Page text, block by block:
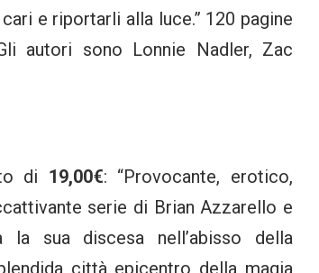
e riportarli alla luce.” 120 pagine
autori sono Lonnie Nadler, Zac
di 19,00€: “Provocante, erotico,
serie di Brian Azzarello e
la sua discesa nell’abisso della
città epicentro della magia